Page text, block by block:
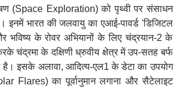
(Space Exploration) को पृथ्वी पर संसाधन
भारत की जलवायु का एआई-पावर्ड 'डिजिटल
भविष्य के रोवर अभियानों के लिए चंद्रयान-2 के
चंद्रमा के दक्षिणी ध्रुवीय क्षेत्र में उप-सतह बर्फ
है। इसके अलावा, आदित्य-एल1 के डेटा का उपयोग
Flares) का पूर्वानुमान लगाना और सैटेलाइट